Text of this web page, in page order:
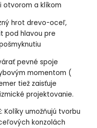
otvorom a klíkom
hrot drevo-oceľ,
pod hlavou pre
pevné spoje
momentom (
tiež zaisťuje
projektovanie.
: Kolíky umožňujú tvorbu
konzolách